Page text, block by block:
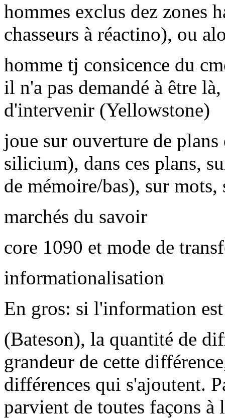
hommes exclus dez zones
chasseurs à réactino), ou
homme tj consicence du
il n'a pas demandé à être
d'intervenir (Yellowstone)
joue sur ouverture de
silicium), dans ces plans,
de mémoire/bas), sur mots,
marchés du savoir
core 1090 et mode de
informationalisation
En gros: si l'information
(Bateson), la quantité de
grandeur de cette
différences qui s'ajoutent.
parvient de toutes façons à